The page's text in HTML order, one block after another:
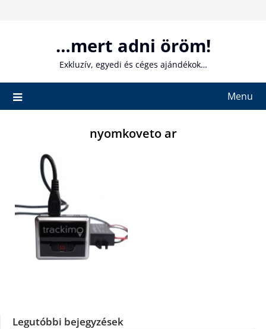
…mert adni öröm!
Exkluzív, egyedi és céges ajándékok…
Menu
nyomkoveto ar
Legutóbbi bejegyzések